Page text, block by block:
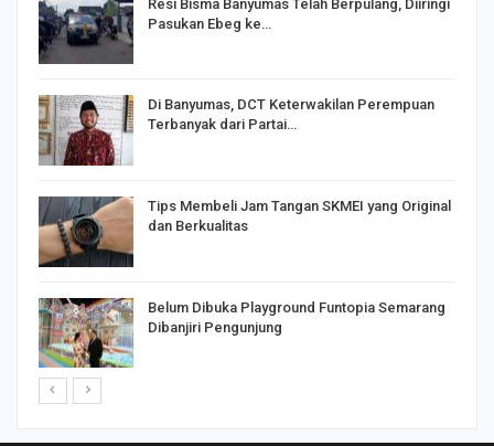
Resi Bisma Banyumas Telah Berpulang, Diiringi
Pasukan Ebeg ke…
Di Banyumas, DCT Keterwakilan Perempuan
Terbanyak dari Partai…
Tips Membeli Jam Tangan SKMEI yang Original
dan Berkualitas
Belum Dibuka Playground Funtopia Semarang
Dibanjiri Pengunjung